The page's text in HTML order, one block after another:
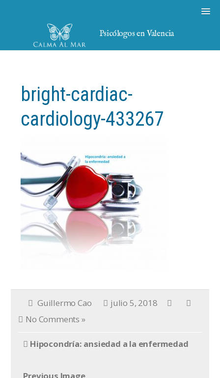
Psicólogos en Valencia
bright-cardiac-
cardiology-433267
Guillermo Cao
julio 5, 2018
No Comments »
Hipocondría: ansiedad a la enfermedad